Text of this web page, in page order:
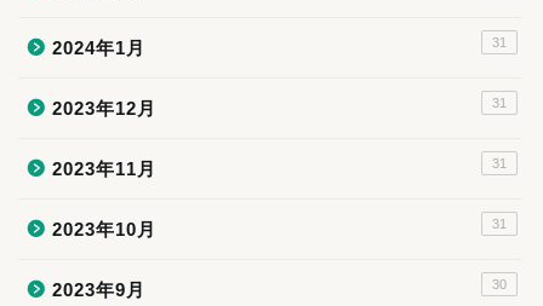
2024年1月 31
2023年12月 31
2023年11月 31
2023年10月 31
2023年9月 30